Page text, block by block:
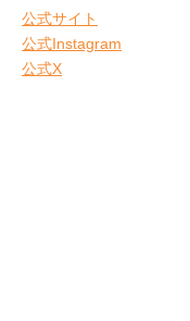
公式サイト
公式Instagram
公式X